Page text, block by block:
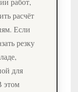
расчёт
Если
резку
для
этом